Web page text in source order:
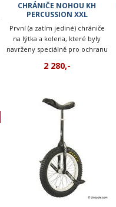
CHRÁNIČE NOHOU KH
PERCUSSION XXL
První (a zatím jediné) chrániče
na lýtka a kolena, které byly
navrženy speciálně pro ochranu
2 280,-